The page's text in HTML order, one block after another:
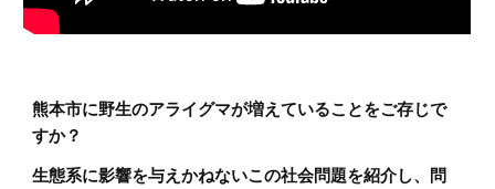
熊本市に野生のアライグマが増えていることをご存じで
すか？
生態系に影響を与えかねないこの社会問題を紹介し、問